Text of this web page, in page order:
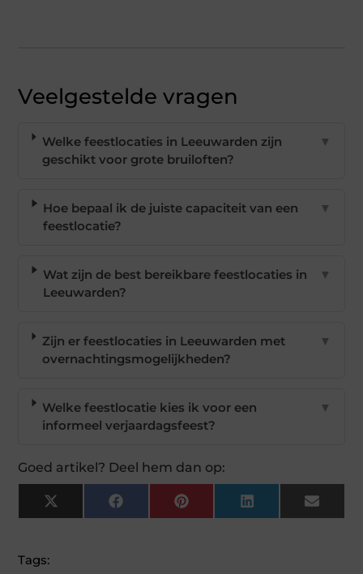
Veelgestelde vragen
Welke feestlocaties in Leeuwarden zijn
geschikt voor grote bruiloften?
▼
Hoe bepaal ik de juiste capaciteit van een
feestlocatie?
▼
Wat zijn de best bereikbare feestlocaties in
Leeuwarden?
▼
Zijn er feestlocaties in Leeuwarden met
overnachtingsmogelijkheden?
▼
Welke feestlocatie kies ik voor een
informeel verjaardagsfeest?
▼
Goed artikel? Deel hem dan op:
X
(Twitter)
FacebookPinterest LinkedIn Email
Tags: